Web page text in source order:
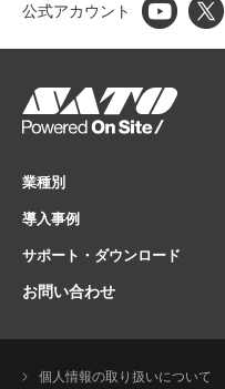
公式アカウント
業種別
導入事例
サポート・ダウンロード
お問い合わせ
個人情報の取り扱いについて